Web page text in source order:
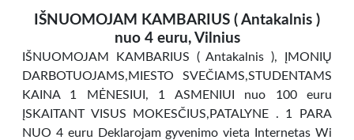
IŠNUOMOJAM KAMBARIUS ( Antakalnis )
nuo 4 euru, Vilnius
IŠNUOMOJAM KAMBARIUS ( Antakalnis ), ĮMONIŲ
DARBOTUOJAMS,MIESTO SVEČIAMS,STUDENTAMS
KAINA 1 MĖNESIUI, 1 ASMENIUI nuo 100 euru
ĮSKAITANT VISUS MOKESČIUS,PATALYNE . 1 PARA
NUO 4 euru Deklarojam gyvenimo vieta Internetas Wi